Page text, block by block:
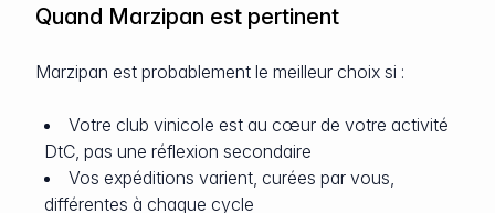
Quand Marzipan est pertinent
Marzipan est probablement le meilleur choix si :
Votre club vinicole est au cœur de votre activité
DtC, pas une réflexion secondaire
Vos expéditions varient, curées par vous,
différentes à chaque cycle